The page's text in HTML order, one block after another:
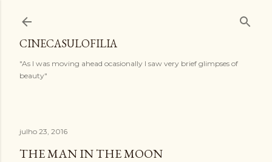
CINECASULOFILIA
"As I was moving ahead ocasionally I saw very brief glimpses of
beauty"
julho 23, 2016
THE MAN IN THE MOON